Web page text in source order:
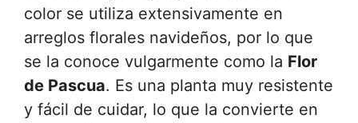
color se utiliza extensivamente en
arreglos florales navideños, por lo que
se la conoce vulgarmente como la Flor
de Pascua. Es una planta muy resistente
y fácil de cuidar, lo que la convierte en